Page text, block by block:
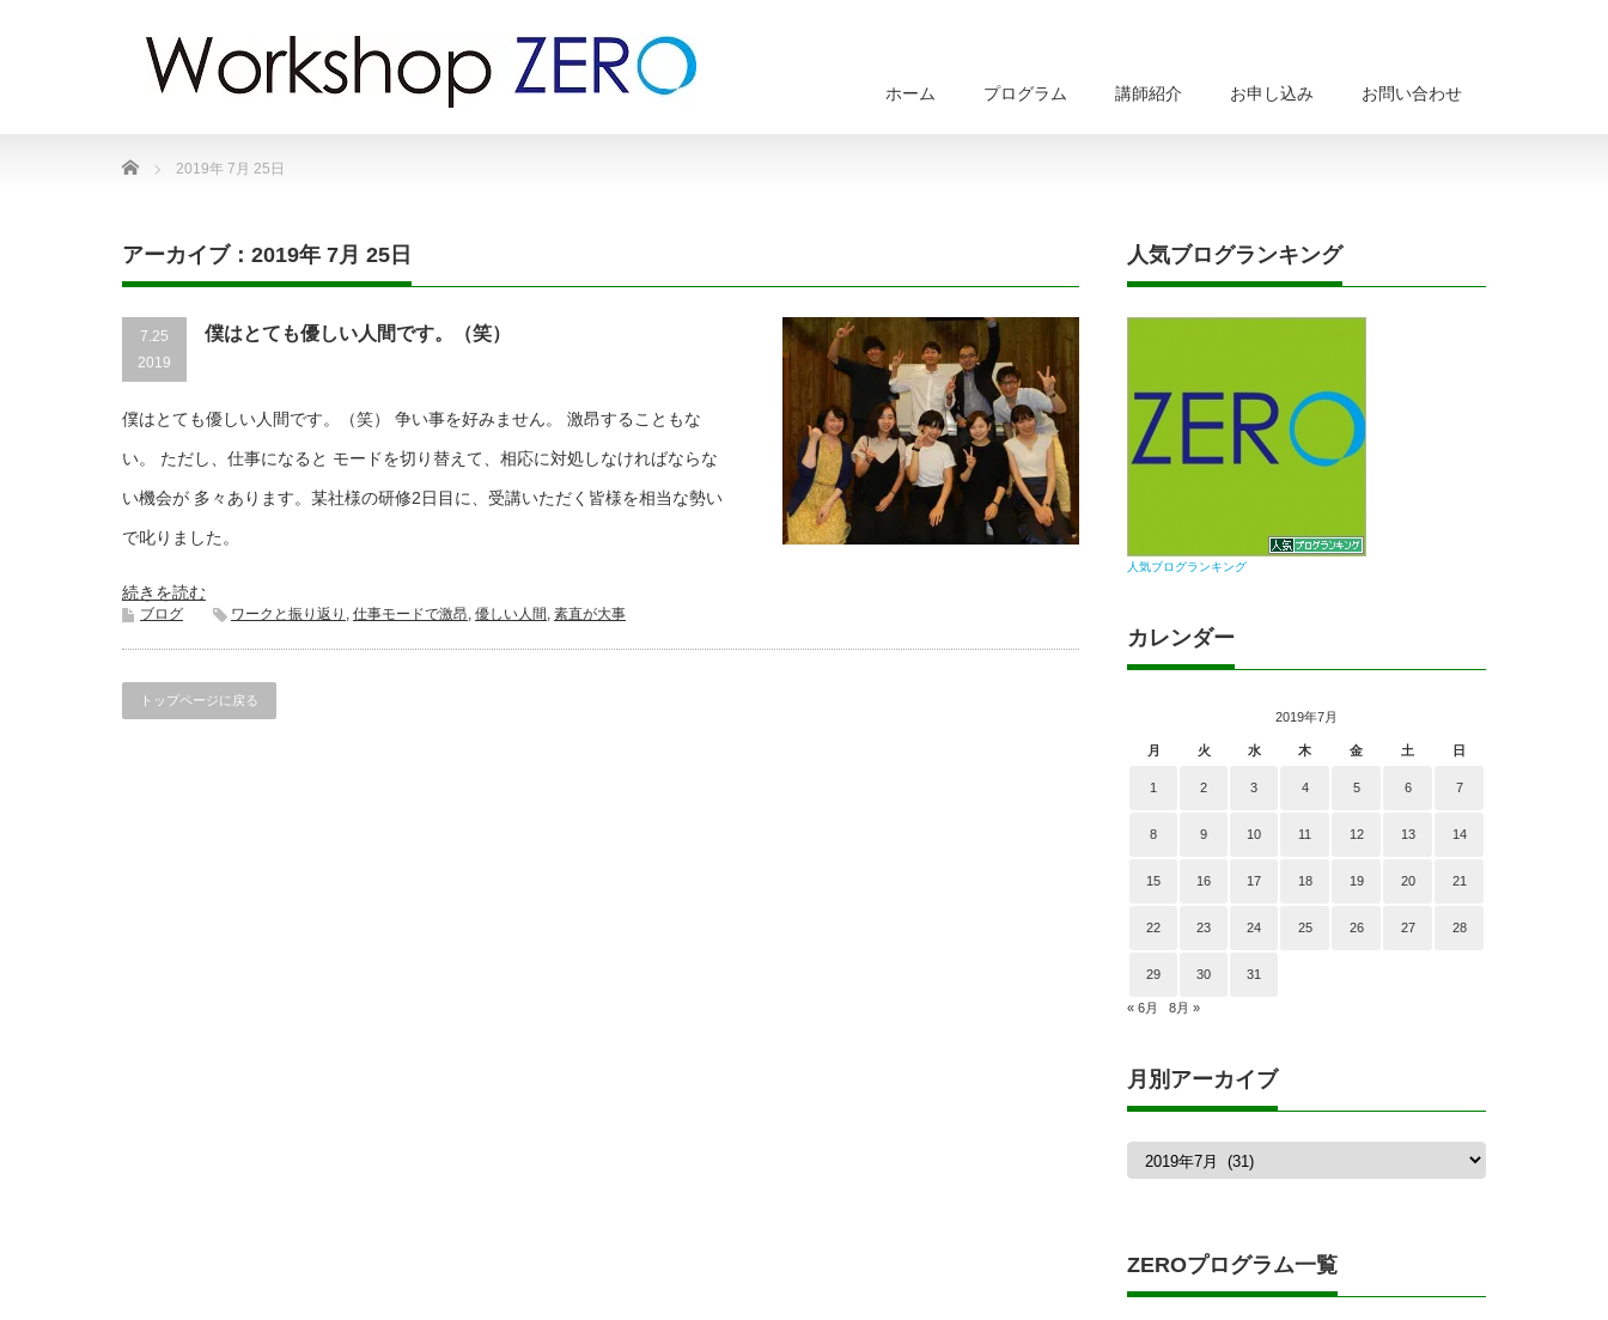
ホーム プログラム 講師紹介 お申し込み お問い合わせ
Home 2019年 7月 25日
アーカイブ：2019年 7月 25日
7.25
2019
僕はとても優しい人間です。（笑）
僕はとても優しい人間です。（笑） 争い事を好みません。 激昂することもな
い。 ただし、仕事になると モードを切り替えて、相応に対処しなければならな
い機会が 多々あります。某社様の研修2日目に、受講いただく皆様を相当な勢い
で叱りました。
続きを読む
ブログ ワークと振り返り , 仕事モードで激昂, 優しい人間 , 素直が大事
トップページに戻る
人気ブログランキング
人気ブログランキング
カレンダー
2019年7月
月 火 水 木 金 土 日
1 2 3 4 5 6 7
8 9 10 11 12 13 14
15 16 17 18 19 20 21
22 23 24 25 26 27 28
29 30 31
« 6月 8月 »
月別アーカイブ
月
ブ
ZEROプログラム一覧